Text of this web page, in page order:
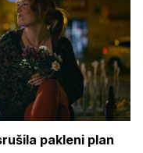
pakleni plan